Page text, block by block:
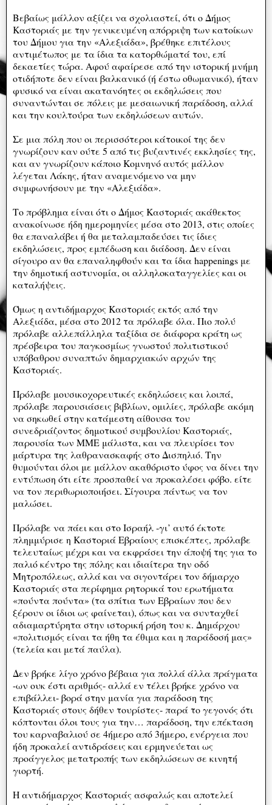
Βεβαίως μάλλον αξίζει να σχολιαστεί, ότι ο Δήμος
Καστοριάς με την γενικευμένη απόρριψη των κατοίκων
του Δήμου για την «Αλεξιάδα», βρέθηκε επιτέλους
αντιμέτωπος με τα ίδια τα κατορθώματά του, επί
δεκαετίες τώρα. Αφού αφαίρεσε από την ιστορική μνήμη
οτιδήποτε δεν είναι βαλκανικό (ή έστω οθωμανικό), ήταν
φυσικό να είναι ακατανόητες οι εκδηλώσεις που
συναντώνται σε πόλεις με μεσαιωνική παράδοση, αλλά
και την κουλτούρα των εκδηλώσεων αυτών.
Σε μια πόλη που οι περισσότεροι κάτοικοί της δεν
γνωρίζουν καν ούτε 5 από τις βυζαντινές εκκλησίες της,
και αν γνωρίζουν κάποιο Κομνηνό αυτός μάλλον
λέγεται Λάκης, ήταν αναμενόμενο να μην
συμφωνήσουν με την «Αλεξιάδα».
Το πρόβλημα είναι ότι ο Δήμος Καστοριάς ακάθεκτος
ανακοίνωσε ήδη ημερομηνίες μέσα στο 2013, στις οποίες
θα επαναλάβει ή θα μεταλαμπαδεύσει τις ίδιες
εκδηλώσεις, προς εμπέδωση και διάδοση. Δεν είναι
σίγουρο αν θα επαναληφθούν και τα ίδια happenings με
την δημοτική αστυνομία, οι αλληλοκαταγγελίες και οι
καταλήψεις.
Όμως η αντιδήμαρχος Καστοριάς εκτός από την
Αλεξιάδα, μέσα στο 2012 τα πρόλαβε όλα. Πιο πολύ
πρόλαβε αλλεπάλληλα ταξίδια σε διάφορα κράτη ως
πρέσβειρα του παγκοσμίως γνωστού πολιτιστικού
υπόβαθρου συναπτών δημαρχιακών αρχών της
Καστοριάς.
Πρόλαβε μουσικοχορευτικές εκδηλώσεις και λοιπά,
πρόλαβε παρουσιάσεις βιβλίων, ομιλίες, πρόλαβε ακόμη
να σηκωθεί στην κατάμεστη αίθουσα του
συνεδριάζοντος δημοτικού συμβουλίου Καστοριάς,
παρουσία των ΜΜΕ μάλιστα, και να πλευρίσει τον
μάρτυρα της λαθρανασκαφής στο Δισπηλιό. Την
θυμούνται όλοι με μάλλον ακαθόριστο ύφος να δίνει την
εντύπωση ότι είτε προσπαθεί να προκαλέσει φόβο. είτε
να τον περιθωριοποιήσει. Σίγουρα πάντως να τον
μαλώσει.
Πρόλαβε να πάει και στο Ισραήλ -γι’ αυτό έκτοτε
πλημμύρισε η Καστοριά Εβραίους επισκέπτες, πρόλαβε
τελευταίως μέχρι και να εκφράσει την άποψή της για το
παλιό κέντρο της πόλης και ιδιαίτερα την οδό
Μητροπόλεως, αλλά και να σιγοντάρει τον δήμαρχο
Καστοριάς στα περίφημα ρητορικά του ερωτήματα
«πούντα πούντα» (τα σπίτια των Εβραίων που δεν
ξέρουν οι ίδιοι ως φαίνεται), όπως και να συνταχθεί
αδιαμαρτύρητα στην ιστορική ρήση του κ. Δημάρχου
«πολιτισμός είναι τα ήθη τα έθιμα και η παράδοσή μας»
(τελεία και μετά παύλα).
Δεν βρήκε λίγο χρόνο βέβαια για πολλά άλλα πράγματα
-ων ουκ έστι αριθμός- αλλά εν τέλει βρήκε χρόνο να
επιβάλλει- βορά στην μανία για παράδοση της
Καστοριάς στους δήθεν τουρίστες- παρά το γεγονός ότι
κόπτονται όλοι τους για την… παράδοση, την επέκταση
του καρναβαλιού σε 4ήμερο από 3ήμερο, ενέργεια που
ήδη προκαλεί αντιδράσεις και ερμηνεύεται ως
προάγγελος μετατροπής των εκδηλώσεων σε κινητή
γιορτή.
Η αντιδήμαρχος Καστοριάς ασφαλώς και αποτελεί